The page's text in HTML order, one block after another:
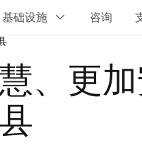
、更